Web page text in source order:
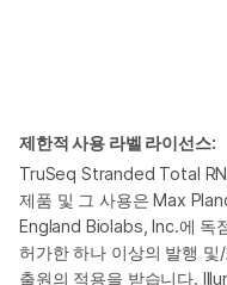
제한적 사용 라벨 라이선스:
TruSeq Stranded Total
제품 및 그 사용은 Max
England Biolabs, Inc.에 독
허가한 하나 이상의 발행 및
출원의 적용을 받습니다.